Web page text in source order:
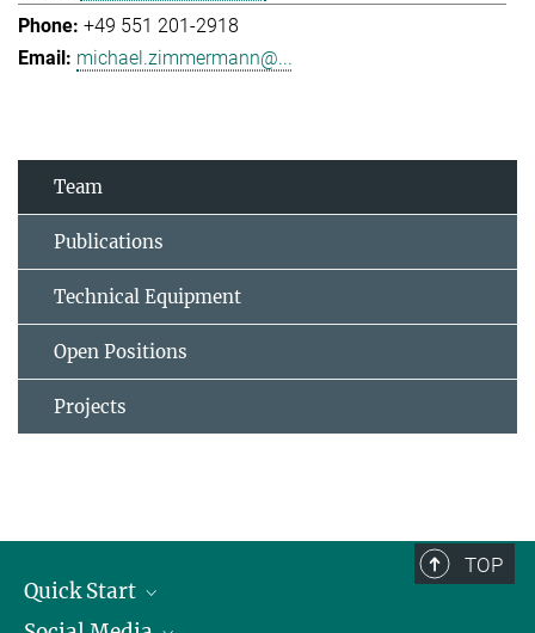
+49 551 201-2918
michael.zimmermann@...
Team
Publications
Technical Equipment
Open Positions
Projects
TOP
Quick Start